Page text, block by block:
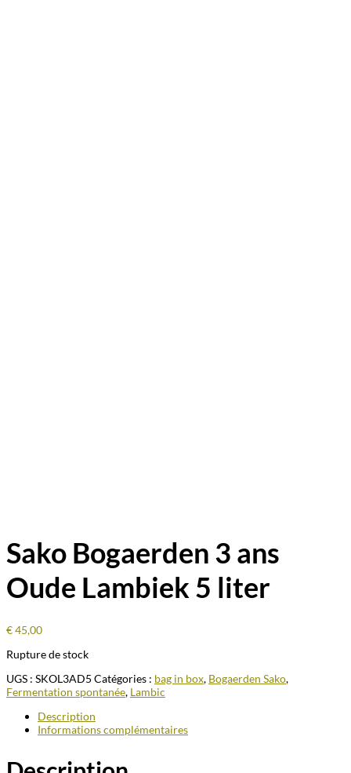
Sako Bogaerden 3 ans
Oude Lambiek 5 liter
€45,00
Rupture de stock
UGS : SKOL3AD5 Catégories : bag in box, Bogaerden Sako,
Fermentation spontanée, Lambic
Description
Informations complémentaires